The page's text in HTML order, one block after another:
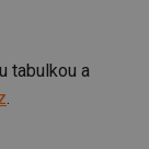
tabulkou a
.